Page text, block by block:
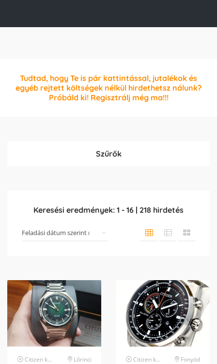
Tudtad, hogy Te is pár kattintással, jutalékok és
egyéb rejtett költségek nélkül hirdethetsz nálunk?
Próbáld ki! Regisztrálj még ma!!!
Szűrők
Keresési eredmények: 1 - 16 | 218 hirdetés
Citizen karóra Lőrinci Citizen karóra Fonyód